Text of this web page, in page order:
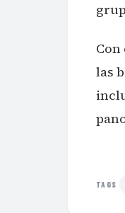
las
TAGS